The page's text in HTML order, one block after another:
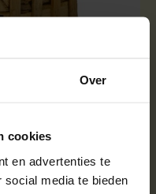
Over
cookies
en advertenties te
media te bieden